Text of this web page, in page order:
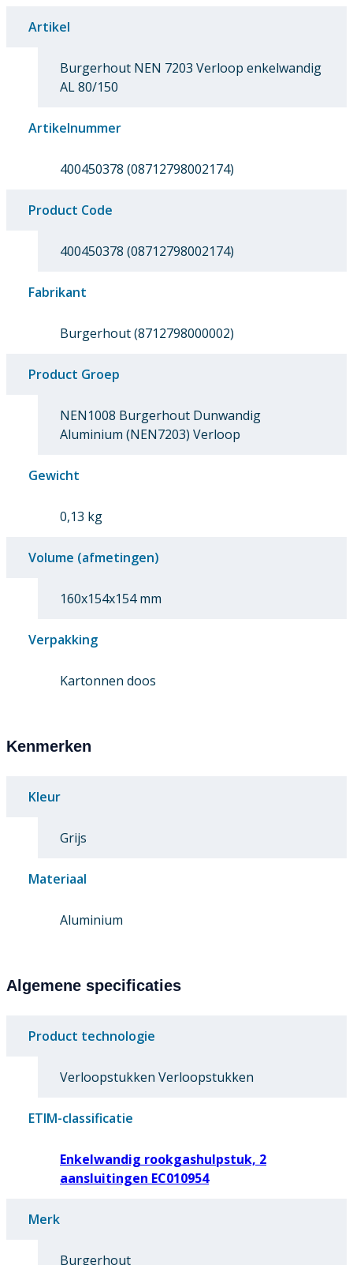
Artikel
Burgerhout NEN 7203 Verloop enkelwandig
AL 80/150
Artikelnummer
400450378 (08712798002174)
Product Code
400450378 (08712798002174)
Fabrikant
Burgerhout (8712798000002)
Product Groep
NEN1008 Burgerhout Dunwandig
Aluminium (NEN7203) Verloop
Gewicht
0,13 kg
Volume (afmetingen)
160x154x154 mm
Verpakking
Kartonnen doos
Kenmerken
Kleur
Grijs
Materiaal
Aluminium
Algemene specificaties
Product technologie
Verloopstukken Verloopstukken
ETIM-classificatie
Enkelwandig rookgashulpstuk, 2
aansluitingen EC010954
Merk
Burgerhout